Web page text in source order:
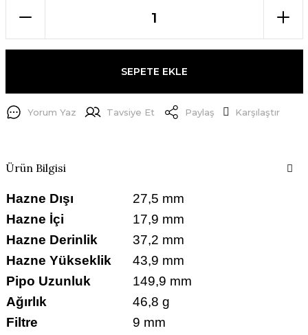
SEPETE EKLE
Yorum Yaz Tavsiye Et Paylaş Karşılaştır
Ürün Bilgisi
Hazne Dışı
27,5 mm
Hazne İçi
17,9 mm
Hazne Derinlik
37,2 mm
Hazne Yükseklik
43,9 mm
Pipo Uzunluk
149,9 mm
Ağırlık
46,8 g
Filtre
9 mm